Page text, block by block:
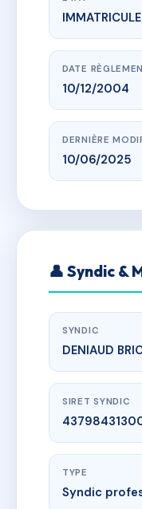
SDC Les
Lieu Dit
DATE
10/12/2004
DERNIÈRE
10/06/2025
👤 Syndic &
SYNDIC
DENIAUD
SIRET SYNDIC
TYPE
Syndic